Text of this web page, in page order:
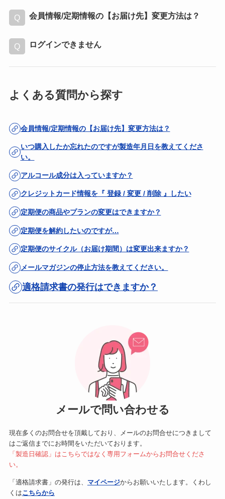
会員情報/定期情報の【お届け先】変更方法は？
ログインできません
よくある質問から探す
会員情報/定期情報の【お届け先】変更方法は？
いつ購入したか忘れたのですが製造年月日を教えてくださ
い。
アルコール成分は入っていますか？
クレジットカード情報を『 登録 / 変更 / 削除 』したい
定期便の商品やプランの変更はできますか？
定期便を解約したいのですが…
定期便のサイクル（お届け期間）は変更出来ますか？
メールマガジンの停止方法を教えてください。
適格請求書の発行はできますか？
メールで問い合わせる
現在多くのお問合せを頂戴しており、メールのお問合せにつきまして
はご返信までにお時間をいただいております。
「製造日確認」はこちらではなく専用フォームからお問合せくださ
い。
「適格請求書」の発行は、 マイページからお願いいたします。くわし
くはこちらから